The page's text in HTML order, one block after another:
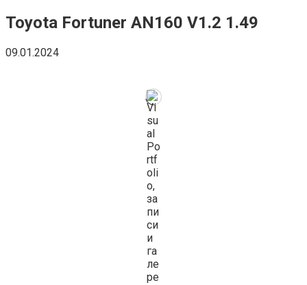
Toyota Fortuner AN160 V1.2 1.49
09.01.2024